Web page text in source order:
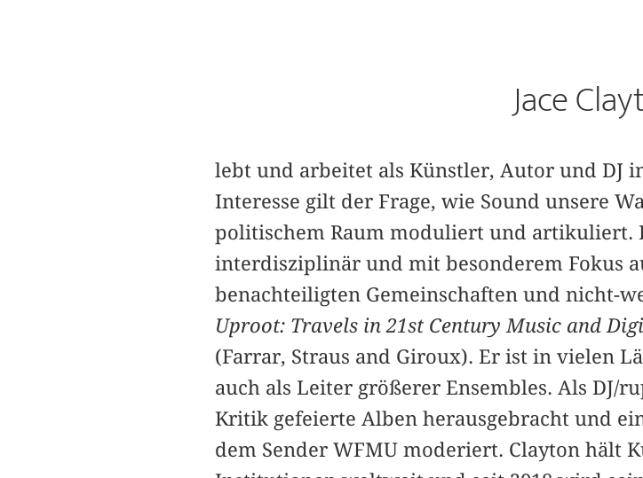
Jace
lebt und arbeitet als Künstler, Autor und DJ
Interesse gilt der Frage, wie Sound unsere
politischem Raum moduliert und artikuliert.
interdisziplinär und mit besonderem Fokus
benachteiligten Gemeinschaften und nicht-
Uproot: Travels in 21st Century Music and
(Farrar, Straus and Giroux). Er ist in vielen
auch als Leiter größerer Ensembles. Als DJ/
Kritik gefeierte Alben herausgebracht und
dem Sender WFMU moderiert. Clayton hält